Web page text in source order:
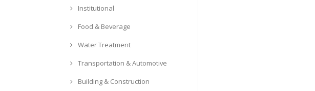
Institutional
Food & Beverage
Water Treatment
Transportation & Automotive
Building & Construction